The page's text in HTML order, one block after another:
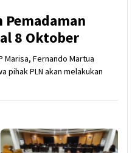
Pemadaman
8 Oktober
Marisa, Fernando Martua
pihak PLN akan melakukan